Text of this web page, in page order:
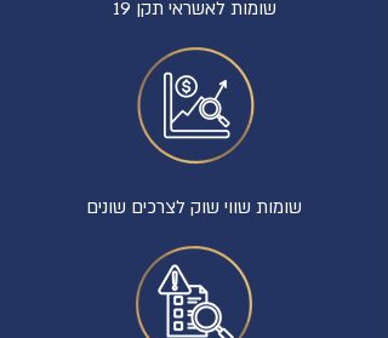
שומות לאשראי תקן 19
שומות שווי שוק לצרכים שונים